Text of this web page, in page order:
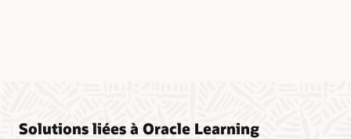
Solutions liées à Oracle Learning